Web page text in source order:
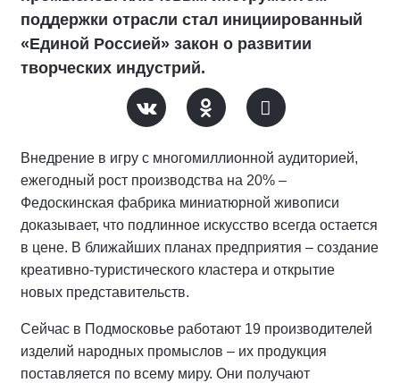
поддержки отрасли стал инициированный
«Единой Россией» закон о развитии
творческих индустрий.
Внедрение в игру с многомиллионной аудиторией,
ежегодный рост производства на 20% –
Федоскинская фабрика миниатюрной живописи
доказывает, что подлинное искусство всегда остается
в цене. В ближайших планах предприятия – создание
креативно-туристического кластера и открытие
новых представительств.
Сейчас в Подмосковье работают 19 производителей
изделий народных промыслов – их продукция
поставляется по всему миру. Они получают